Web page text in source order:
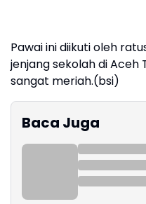
Pawai ini diikuti oleh
jenjang sekolah di Aceh
sangat meriah.(bsi)
Baca Juga